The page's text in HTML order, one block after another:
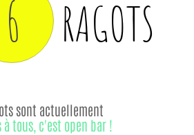
6 RAGOTS
sont actuellement
à tous, c'est open bar !